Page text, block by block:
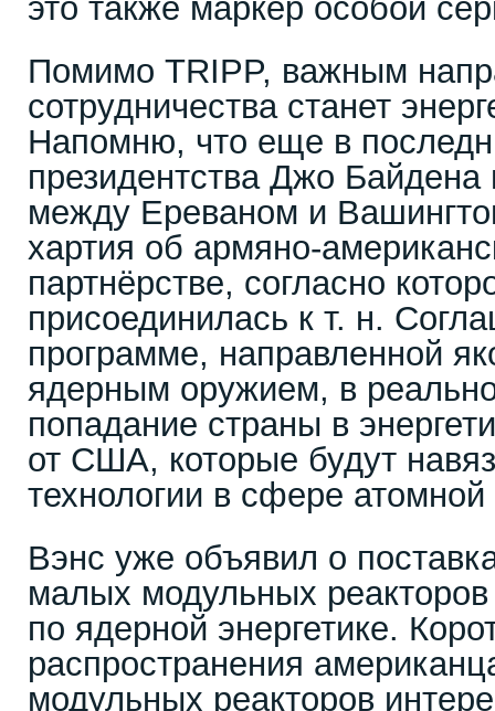
это также маркер особой
Помимо TRIPP, важным
сотрудничества станет
Напомню, что еще в
президентства Джо
между Ереваном и
хартия об армяно-
партнёрстве, согласно
присоединилась к т. н.
программе, направленной
ядерным оружием, в
попадание страны в
от США, которые будут
технологии в сфере атомной
Вэнс уже объявил о
малых модульных
по ядерной энергетике.
распространения
модульных реакторов